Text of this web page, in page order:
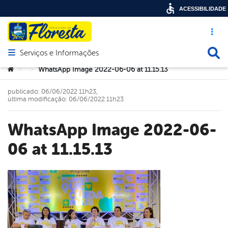
Acesso
Abrir menu principal de navegação
Serviços e Informações
Você está aqui:
> > WhatsApp Image 2022-06-06 at 11.15.13
WhatsApp Image 2022-06-
06 at 11.15.13
publicado: 06/06/2022 11h23,
última modificação: 06/06/2022 11h23
ACESSIBILIDADE